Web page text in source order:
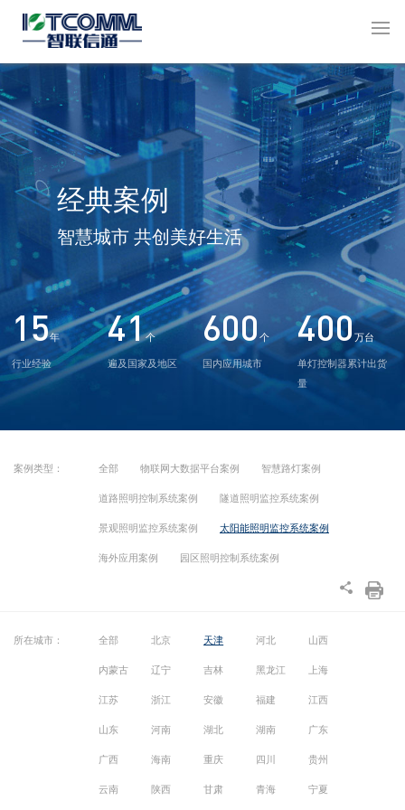
经典案例
智慧城市 共创美好生活
15年
行业经验
41个
遍及国家及地区
600个
国内应用城市
400万台
单灯控制器累计出货
量
案例类型： 全部 物联网大数据平台案例 智慧路灯案例
道路照明控制系统案例 隧道照明监控系统案例
景观照明监控系统案例 太阳能照明监控系统案例
海外应用案例 园区照明控制系统案例
所在城市： 全部 北京 天津 河北 山西
内蒙古 辽宁 吉林 黑龙江 上海
江苏 浙江 安徽 福建 江西
山东 河南 湖北 湖南 广东
广西 海南 重庆 四川 贵州
云南 陕西 甘肃 青海 宁夏